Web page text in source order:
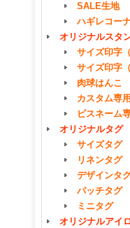
SALE生地
ハギレコー
オリジナルスタ
サイズ印字（
サイズ印字（
肉球はんこ
カスタム専用
ピスネーム
オリジナルタグ
サイズタグ
リネンタグ
デザインタ
パッチタグ
ミニタグ
オリジナルアイ